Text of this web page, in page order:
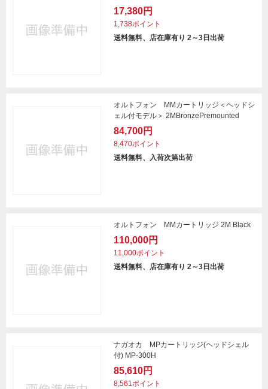
17,380円
1,738ポイント
送料無料、店在庫有り 2～3日出荷
オルトフォン MMカートリッジ＜ヘッドシ
ェル付モデル＞ 2MBronzePremounted
84,700円
8,470ポイント
送料無料、入荷次第出荷
オルトフォン MMカートリッジ 2M Black
110,000円
11,000ポイント
送料無料、店在庫有り 2～3日出荷
ナガオカ MPカートリッジ(ヘッドシェル
付) MP-300H
85,610円
8,561ポイント